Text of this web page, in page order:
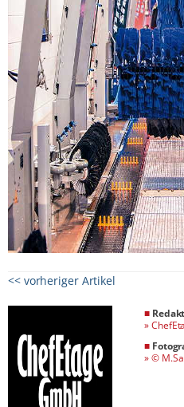
<< vorheriger Artikel
■
»
■
»©